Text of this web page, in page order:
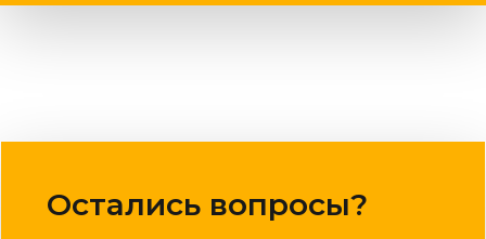
Остались вопросы?